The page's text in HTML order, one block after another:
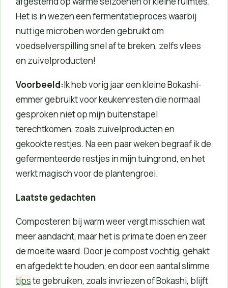
Het is in wezen een fermentatieproces waarbij
nuttige microben worden gebruikt om
voedselverspilling snel af te breken, zelfs vlees
en zuivelproducten!
Voorbeeld:Ik heb vorig jaar een kleine Bokashi-
emmer gebruikt voor keukenresten die normaal
gesproken niet op mijn buitenstapel
terechtkomen, zoals zuivelproducten en
gekookte restjes. Na een paar weken begraaf ik de
gefermenteerde restjes in mijn tuingrond, en het
werkt magisch voor de plantengroei.
Laatste gedachten
Composteren bij warm weer vergt misschien wat
meer aandacht, maar het is prima te doen en zeer
de moeite waard. Door je compost vochtig, gehakt
en afgedekt te houden, en door een aantal slimme
tipste gebruiken, zoals invriezen of Bokashi, blijft